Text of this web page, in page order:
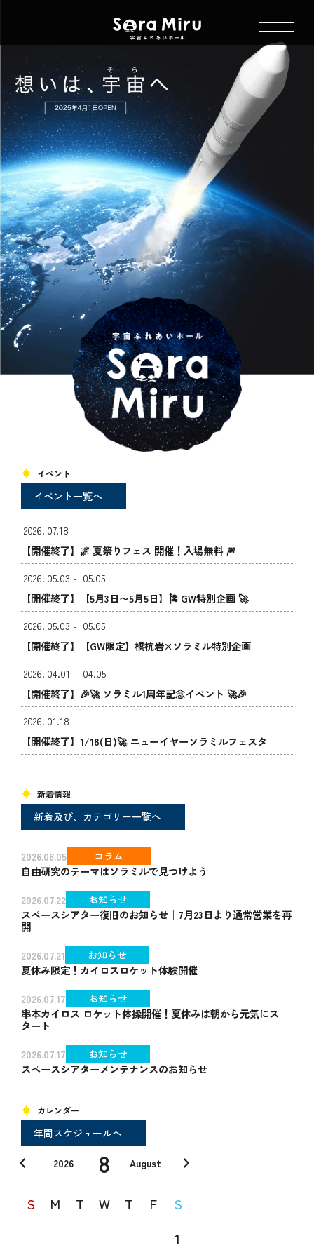
カレンダー
年間スケジュールへ
2026 8 August
S M T W T F
S
1
イベント
Event
イベント一覧へ
2026. 07.18
【開催終了】🌌 夏祭りフェス 開催！入場無料 🎆
2026. 05.03 - 05.05
【開催終了】【5月3日〜5月5日】🎏 GW特別企画 🚀
2026. 05.03 - 05.05
【開催終了】【GW限定】橋杭岩×ソラミル特別企画
2026. 04.01 - 04.05
【開催終了】🎉🚀 ソラミル1周年記念イベント 🚀🎉
2026. 01.18
【開催終了】1/18(日)🚀 ニューイヤーソラミルフェスタ
新着情報
Topics
新着及び、カテゴリー一覧へ
2026.08.05 コラム
自由研究のテーマはソラミルで見つけよう
2026.07.22 お知らせ
スペースシアター復旧のお知らせ｜7月23日より通常営業を再
開
2026.07.21 お知らせ
夏休み限定！カイロスロケット体験開催
2026.07.17 お知らせ
串本カイロス ロケット体操開催！夏休みは朝から元気にス
タート
2026.07.17 お知らせ
スペースシアターメンテナンスのお知らせ